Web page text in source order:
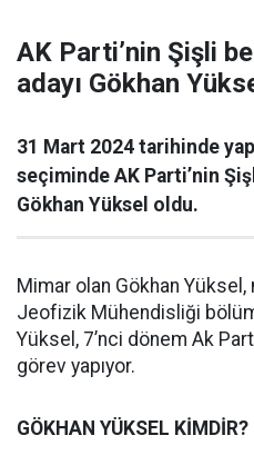
AK Parti’nin Şişli
adayı Gökhan
31 Mart 2024 tarihinde
seçiminde AK Parti’nin
Gökhan Yüksel oldu.
Mimar olan Gökhan Yüksel,
Jeofizik Mühendisliği
Yüksel, 7’nci dönem Ak
görev yapıyor.
GÖKHAN YÜKSEL KİMDİR?